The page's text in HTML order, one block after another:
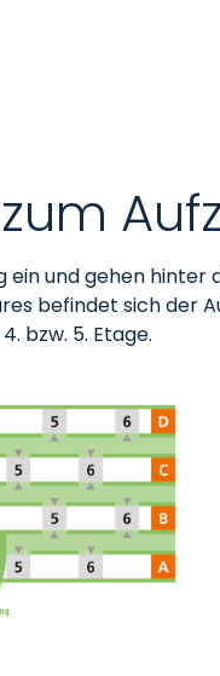
und gehen hinter
befindet sich der
bzw. 5. Etage.